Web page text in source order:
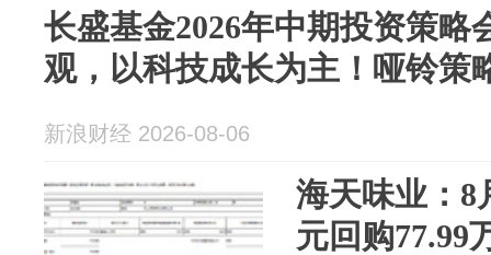
长盛基金2026年中期投资策略
观，以科技成长为主！哑铃策
新浪财经 2026-08-06
海天味业：8
元回购77.99